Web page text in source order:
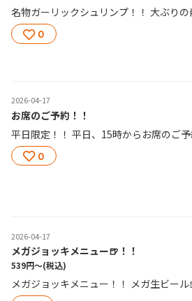
0
2026-04-17
お席のご予約！！
0
2026-04-17
メガジョッキメニュー🍺！！
539円〜(税込)